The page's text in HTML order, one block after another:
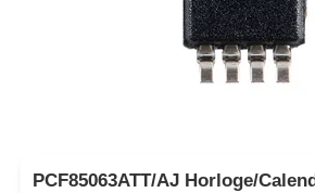
PCF85063ATT/AJ Horloge/